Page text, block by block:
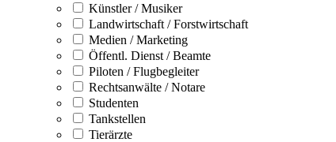
Künstler / Musiker
Landwirtschaft / Forstwirtschaft
Medien / Marketing
Öffentl. Dienst / Beamte
Piloten / Flugbegleiter
Rechtsanwälte / Notare
Studenten
Tankstellen
Tierärzte